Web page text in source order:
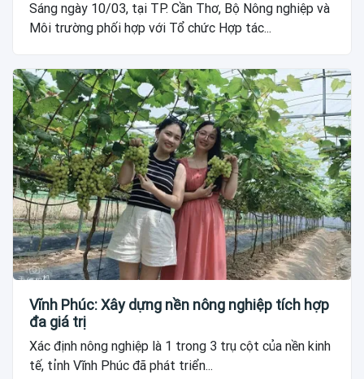
Sáng ngày 10/03, tại TP. Cần Thơ, Bộ Nông nghiệp và
Môi trường phối hợp với Tổ chức Hợp tác...
Vĩnh Phúc: Xây dựng nền nông nghiệp tích hợp
đa giá trị
Xác định nông nghiệp là 1 trong 3 trụ cột của nền kinh
tế, tỉnh Vĩnh Phúc đã phát triển...